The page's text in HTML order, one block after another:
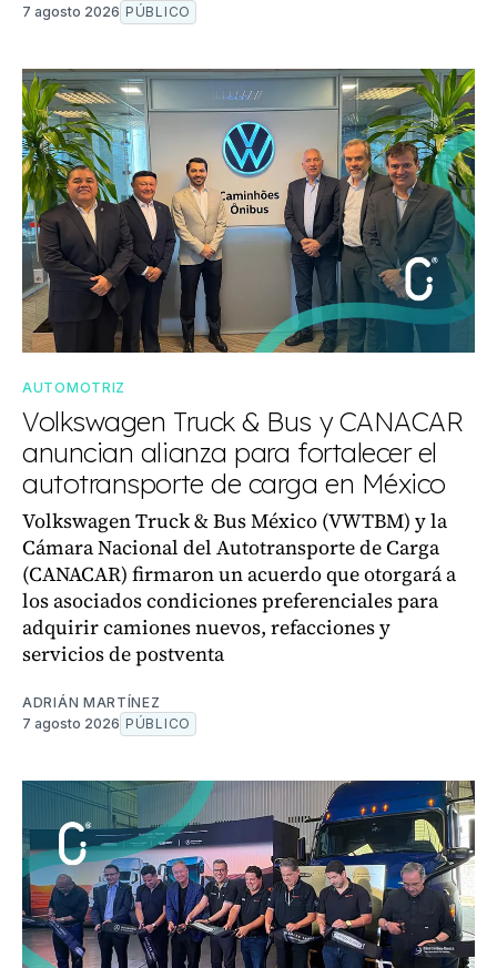
7 agosto 2026 PÚBLICO
AUTOMOTRIZ
Volkswagen Truck & Bus y CANACAR
anuncian alianza para fortalecer el
autotransporte de carga en México
Volkswagen Truck & Bus México (VWTBM) y la
Cámara Nacional del Autotransporte de Carga
(CANACAR) firmaron un acuerdo que otorgará a
los asociados condiciones preferenciales para
adquirir camiones nuevos, refacciones y
servicios de postventa
ADRIÁN MARTÍNEZ
7 agosto 2026 PÚBLICO